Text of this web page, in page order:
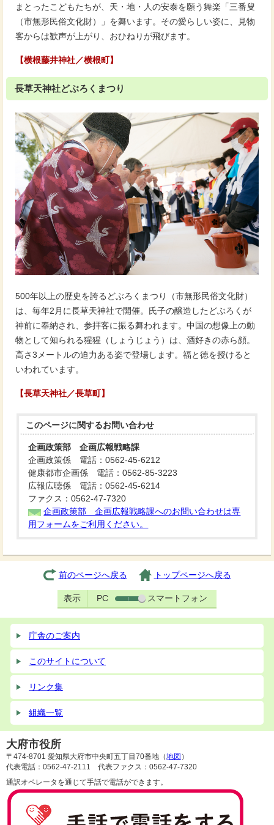
まとったこどもたちが、天・地・人の安泰を願う舞楽「三番叟
（市無形民俗文化財）」を舞います。その愛らしい姿に、見物
客からは歓声が上がり、おひねりが飛びます。
【横根藤井神社／横根町】
長草天神社どぶろくまつり
500年以上の歴史を誇るどぶろくまつり（市無形民俗文化財）
は、毎年2月に長草天神社で開催。氏子の醸造したどぶろくが
神前に奉納され、参拝客に振る舞われます。中国の想像上の動
物として知られる猩猩（しょうじょう）は、酒好きの赤ら顔。
高さ3メートルの迫力ある姿で登場します。福と徳を授けると
いわれています。
【長草天神社／長草町】
このページに関するお問い合わせ
企画政策部 企画広報戦略課
企画政策係 電話：0562-45-6212
健康都市企画係 電話：0562-85-3223
広報広聴係 電話：0562-45-6214
ファクス：0562-47-7320
企画政策部 企画広報戦略課へのお問い合わせは専
用フォームをご利用ください。
前のページへ戻る トップページへ戻る
表示 PC スマートフォン
庁舎のご案内
このサイトについて
リンク集
組織一覧
大府市役所
〒474-8701 愛知県大府市中央町五丁目70番地（地図 ）
代表電話：0562-47-2111 代表ファクス：0562-47-7320
通訳オペレータを通じて手話で電話ができます。